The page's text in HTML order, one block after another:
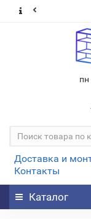
пн
Доставка и
Контакты
Каталог